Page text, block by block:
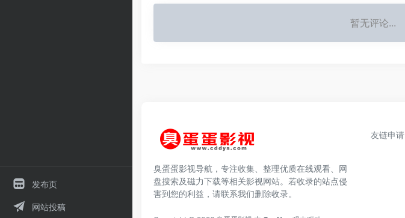
发布页
网站投稿
暂无评论...
臭蛋蛋影视导航，专注收集、整理优质在线观看、网
盘搜索及磁力下载等相关影视网站。若收录的站点侵
害到您的利益，请联系我们删除收录。
友链申请